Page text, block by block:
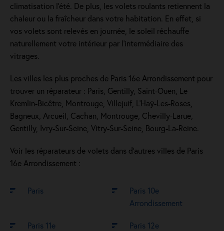
climatisation l’été. De plus, les volets roulants retiennent la
chaleur ou la fraîcheur dans votre habitation. En effet, si
vos volets sont relevés en journée, le soleil réchauffe
naturellement votre intérieur par l'intermédiaire des
vitrages.
Les villes les plus proches de Paris 16e Arrondissement pour
trouver un réparateur : Paris, Gentilly, Saint-Ouen, Le
Kremlin-Bicêtre, Montrouge, Villejuif, L'Haÿ-Les-Roses,
Bagneux, Arcueil, Cachan, Montrouge, Chevilly-Larue,
Gentilly, Ivry-Sur-Seine, Vitry-Sur-Seine, Bourg-La-Reine.
Voir les réparateurs de volets dans d’autres villes de Paris
16e Arrondissement :
Paris
Paris 10e
Arrondissement
Paris 11e
Paris 12e